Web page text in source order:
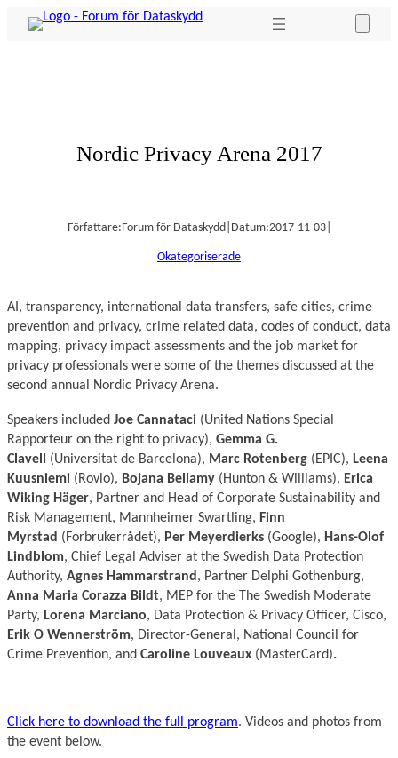
Hoppa
Nordic Privacy Arena 2017
Författare:Forum för Dataskydd| Datum:2017-11-03|
Okategoriserade
AI, transparency, international data transfers, safe cities, crime
prevention and privacy, crime related data, codes of conduct, data
mapping, privacy impact assessments and the job market for
privacy professionals were some of the themes discussed at the
second annual Nordic Privacy Arena.
Speakers included Joe Cannataci (United Nations Special
Rapporteur on the right to privacy), Gemma G.
Clavell
(Universitat de Barcelona), Marc Rotenberg (EPIC), Leena
Kuusniemi (Rovio), Bojana Bellamy (Hunton & Williams), Erica
Wiking Häger, Partner and Head of Corporate Sustainability and
Risk Management, Mannheimer Swartling, Finn
Myrstad (Forbrukerrådet), Per Meyerdierks (Google), Hans-Olof
Lindblom, Chief Legal Adviser at the Swedish Data Protection
Authority, Agnes Hammarstrand , Partner Delphi Gothenburg,
Anna Maria Corazza Bildt, MEP for the The Swedish Moderate
Party, Lorena Marciano, Data Protection & Privacy Officer, Cisco,
Erik O Wennerström, Director-General, National Council for
Crime Prevention, and Caroline Louveaux (MasterCard).
Click here to download the full program. Videos and photos from
the event below.